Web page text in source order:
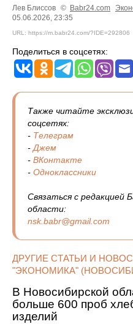
Лев Блиссов © Babr24.com
05.06.2026, 23:35
URL: https://m.babr24.com/?IDE=292806
Поделиться в соцсетях:
Также читайте
соцсетях:
- Телеграм
-Джем
- ВКонтакте
- Одноклассники
Связаться с редакцией
области:
nsk.babr@gmail.com
ДРУГИЕ СТАТЬИ И
"ЭКОНОМИКА"
В Новосибирской
больше 600 проб
изделий